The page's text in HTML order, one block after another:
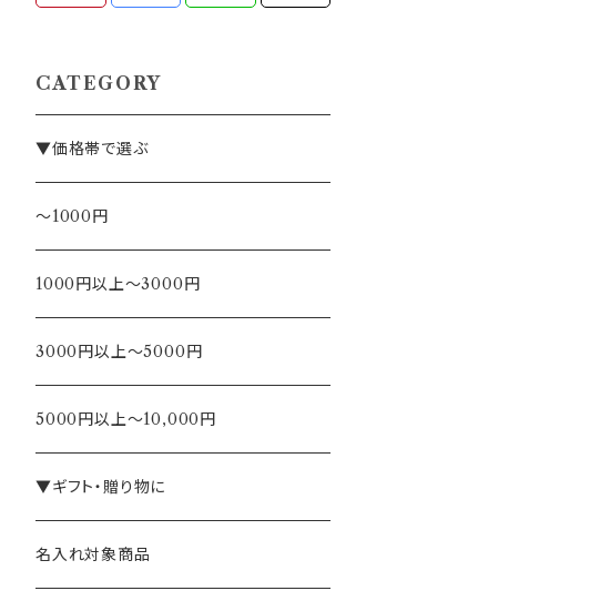
CATEGORY
▼価格帯で選ぶ
～1000円
1000円以上～3000円
3000円以上～5000円
5000円以上～10,000円
▼ギフト・贈り物に
名入れ対象商品